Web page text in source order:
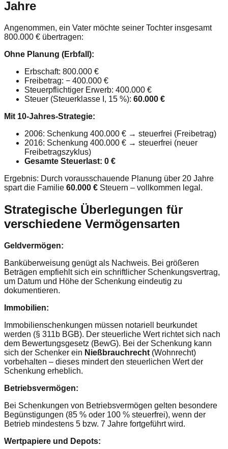
Jahre
Angenommen, ein Vater möchte seiner Tochter insgesamt
800.000 € übertragen:
Ohne Planung (Erbfall):
Erbschaft: 800.000 €
Freibetrag: − 400.000 €
Steuerpflichtiger Erwerb: 400.000 €
Steuer (Steuerklasse I, 15 %): 60.000 €
Mit 10-Jahres-Strategie:
2006: Schenkung 400.000 € → steuerfrei (Freibetrag)
2016: Schenkung 400.000 € → steuerfrei (neuer
Freibetragszyklus)
Gesamte Steuerlast: 0 €
Ergebnis: Durch vorausschauende Planung über 20 Jahre
spart die Familie 60.000 € Steuern – vollkommen legal.
Strategische Überlegungen für
verschiedene Vermögensarten
Geldvermögen:
Banküberweisung genügt als Nachweis. Bei größeren
Beträgen empfiehlt sich ein schriftlicher Schenkungsvertrag,
um Datum und Höhe der Schenkung eindeutig zu
dokumentieren.
Immobilien:
Immobilienschenkungen müssen notariell beurkundet
werden (§ 311b BGB). Der steuerliche Wert richtet sich nach
dem Bewertungsgesetz (BewG). Bei der Schenkung kann
sich der Schenker ein Nießbrauchrecht (Wohnrecht)
vorbehalten – dieses mindert den steuerlichen Wert der
Schenkung erheblich.
Betriebsvermögen:
Bei Schenkungen von Betriebsvermögen gelten besondere
Begünstigungen (85 % oder 100 % steuerfrei), wenn der
Betrieb mindestens 5 bzw. 7 Jahre fortgeführt wird.
Wertpapiere und Depots: